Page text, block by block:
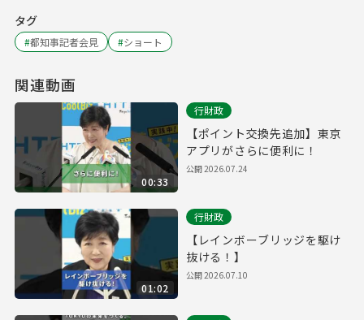
タグ
#都知事記者会見 #ショート
関連動画
00:33
行財政
【ポイント交換先追加】東京
アプリがさらに便利に！
公開2026.07.24
01:02
行財政
【レインボーブリッジを駆け
抜ける！】
公開2026.07.10